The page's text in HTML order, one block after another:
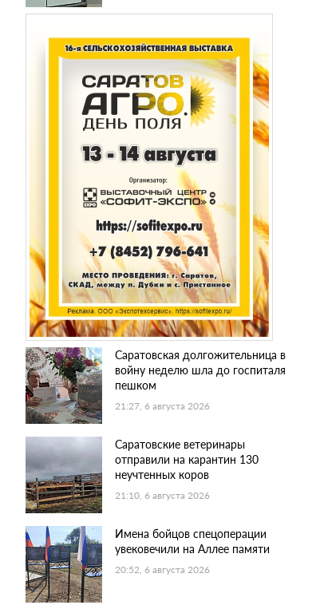
Саратовская долгожительница в
войну неделю шла до госпиталя
пешком
21:27, 6 августа 2026
Саратовские ветеринары
отправили на карантин 130
неучтенных коров
21:10, 6 августа 2026
Имена бойцов спецоперации
увековечили на Аллее памяти
20:52, 6 августа 2026